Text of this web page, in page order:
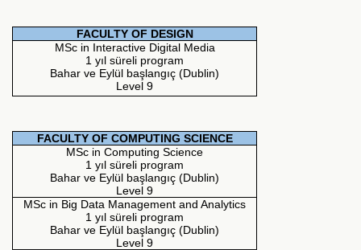
FACULTY OF DESIGN
MSc in Interactive Digital Media
1 yıl süreli program
Bahar ve Eylül başlangıç (Dublin)
Level 9
FACULTY OF COMPUTING SCIENCE
MSc in Computing Science
1 yıl süreli program
Bahar ve Eylül başlangıç (Dublin)
Level 9
MSc in Big Data Management and Analytics
1 yıl süreli program
Bahar ve Eylül başlangıç (Dublin)
Level 9